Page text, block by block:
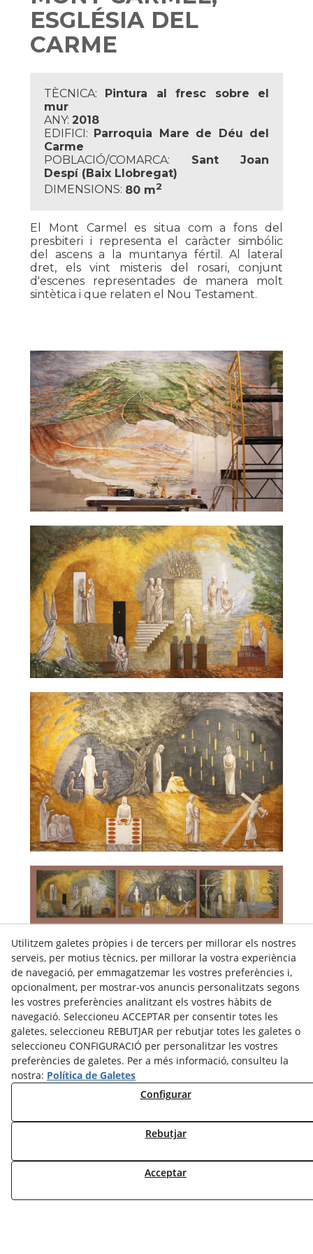
ESGLÉSIA DEL
CARME
TÈCNICA:
Pintura al fresc sobre el
mur
ANY:2018
EDIFICI:
Parroquia Mare de Déu del
Carme
POBLACIÓ/COMARCA: Sant Joan
Despí (Baix Llobregat)
DIMENSIONS: 80 m2
El Mont Carmel es situa com a fons del
presbiteri i representa el caràcter simbólic
del ascens a la muntanya fértil. Al lateral
dret, els vint misteris del rosari, conjunt
d'escenes representades de manera molt
sintètica i que relaten el Nou Testament.
Utilitzem galetes pròpies i de tercers per millorar els nostres
serveis, per motius tècnics, per millorar la vostra experiència
de navegació, per emmagatzemar les vostres preferències i,
opcionalment, per mostrar-vos anuncis personalitzats segons
les vostres preferències analitzant els vostres hàbits de
navegació. Seleccioneu ACCEPTAR per consentir totes les
galetes, seleccioneu REBUTJAR per rebutjar totes les galetes o
seleccioneu CONFIGURACIÓ per personalitzar les vostres
preferències de galetes. Per a més informació, consulteu la
nostra: Política de Galetes
Configurar
Rebutjar
Acceptar